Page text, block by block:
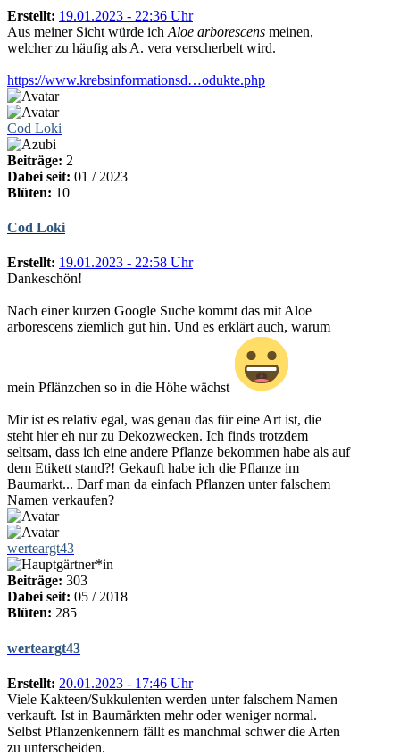
Erstellt: 19.01.2023 - 22:36 Uhr
Aus meiner Sicht würde ich Aloe arborescens meinen,
welcher zu häufig als A. vera verscherbelt wird.
https://www.krebsinformationsd…odukte.php
Cod Loki
Beiträge: 2
Dabei seit: 01 / 2023
Blüten: 10
Cod Loki
Erstellt: 19.01.2023 - 22:58 Uhr
Dankeschön!
Nach einer kurzen Google Suche kommt das mit Aloe
arborescens ziemlich gut hin. Und es erklärt auch, warum
mein Pflänzchen so in die Höhe wächst
Mir ist es relativ egal, was genau das für eine Art ist, die
steht hier eh nur zu Dekozwecken. Ich finds trotzdem
seltsam, dass ich eine andere Pflanze bekommen habe als auf
dem Etikett stand?! Gekauft habe ich die Pflanze im
Baumarkt... Darf man da einfach Pflanzen unter falschem
Namen verkaufen?
werteargt43
Beiträge: 303
Dabei seit: 05 / 2018
Blüten: 285
werteargt43
Erstellt: 20.01.2023 - 17:46 Uhr
Viele Kakteen/Sukkulenten werden unter falschem Namen
verkauft. Ist in Baumärkten mehr oder weniger normal.
Selbst Pflanzenkennern fällt es manchmal schwer die Arten
zu unterscheiden.